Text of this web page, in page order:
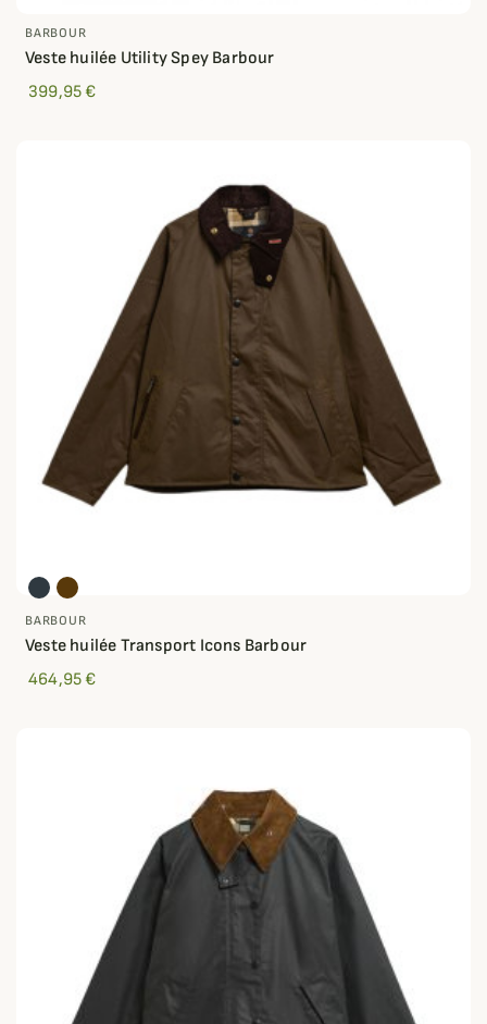
BARBOUR
Veste huilée Utility Spey Barbour
399,95 €
BARBOUR
Veste huilée Transport Icons Barbour
464,95 €